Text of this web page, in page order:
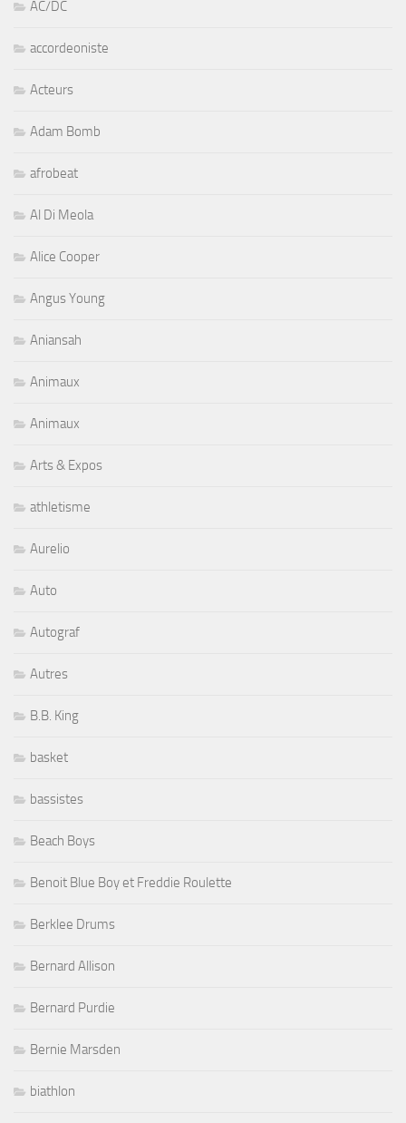
AC/DC
accordeoniste
Acteurs
Adam Bomb
afrobeat
Al Di Meola
Alice Cooper
Angus Young
Aniansah
Animaux
Animaux
Arts & Expos
athletisme
Aurelio
Auto
Autograf
Autres
B.B. King
basket
bassistes
Beach Boys
Benoit Blue Boy et Freddie Roulette
Berklee Drums
Bernard Allison
Bernard Purdie
Bernie Marsden
biathlon